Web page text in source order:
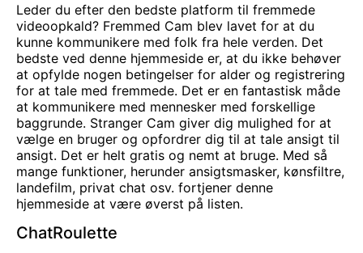
Leder du efter den bedste platform til fremmede
videoopkald? Fremmed Cam blev lavet for at du
kunne kommunikere med folk fra hele verden. Det
bedste ved denne hjemmeside er, at du ikke behøver
at opfylde nogen betingelser for alder og registrering
for at tale med fremmede. Det er en fantastisk måde
at kommunikere med mennesker med forskellige
baggrunde. Stranger Cam giver dig mulighed for at
vælge en bruger og opfordrer dig til at tale ansigt til
ansigt. Det er helt gratis og nemt at bruge. Med så
mange funktioner, herunder ansigtsmasker, kønsfiltre,
landefilm, privat chat osv. fortjener denne
hjemmeside at være øverst på listen.
ChatRoulette